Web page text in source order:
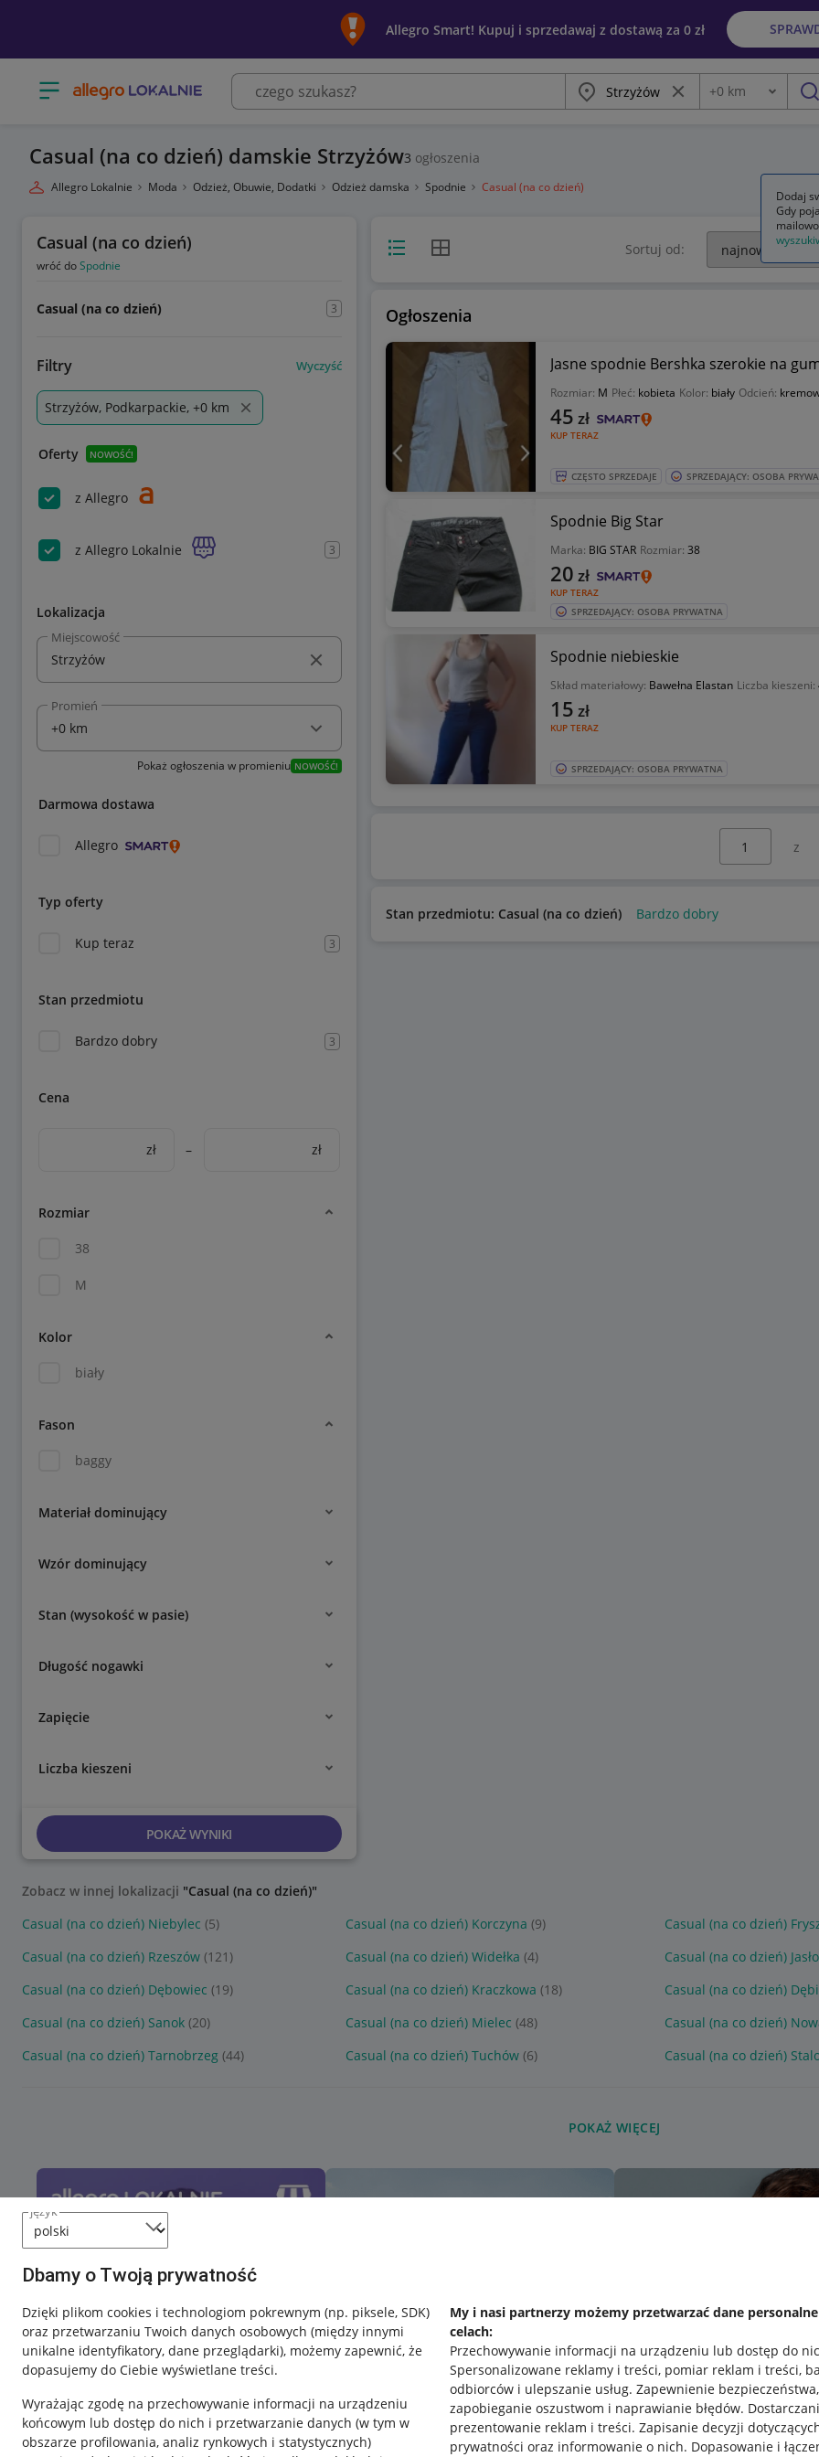
język
Dbamy o Twoją prywatność
Dzięki plikom cookies i technologiom pokrewnym (np. piksele, SDK)
oraz przetwarzaniu Twoich danych osobowych (między innymi
unikalne identyfikatory, dane przeglądarki), możemy zapewnić, że
dopasujemy do Ciebie wyświetlane treści.
Wyrażając zgodę na przechowywanie informacji na urządzeniu
końcowym lub dostęp do nich i przetwarzanie danych (w tym w
obszarze profilowania, analiz rynkowych i statystycznych)
My i nasi partnerzy możemy przetwarzać dane
celach:
Przechowywanie informacji na urządzeniu lub dostęp do
Spersonalizowane reklamy i treści, pomiar reklam i treści,
odbiorców i ulepszanie usług. Zapewnienie bezpieczeństwa,
zapobieganie oszustwom i naprawianie błędów.
prezentowanie reklam i treści. Zapisanie decyzji
prywatności oraz informowanie o nich. Dopasowanie i
Allegro Smart! Kupuj i sprzedawaj z dostawą za 0 zł
Otwórz menu z kategoriami Miasto Wyczyść frazę
Odległość
+0 km
Casual (na co dzień) damskie Strzyżów3 ogłoszenia
Allegro Lokalnie Moda Odzież, Obuwie, Dodatki Odzież damska Spodnie Casual (na co dzień)
Casual (na co dzień)
wróć doSpodnie
Casual (na co dzień) 3
Filtry Wyczyść
Strzyżów, Podkarpackie, +0 km
Oferty NOWOŚĆ!
z Allegro
z Allegro Lokalnie 3
Lokalizacja
Miejscowość
Promień
Pokaż ogłoszenia w promieniu NOWOŚĆ!
Darmowa dostawa
Allegro
Typ oferty
Kup teraz 3
Stan przedmiotu
Bardzo dobry 3
Cena
zł – zł
Rozmiar
38
M
Kolor
biały
Fason
baggy
Materiał dominujący
Wzór dominujący
Stan (wysokość w pasie)
Długość nogawki
Zapięcie
Liczba kieszeni
POKAŻ WYNIKI
Widok listyWidok siatki Sortuj od:
Ogłoszenia
Jasne spodnie Bershka szerokie na
Rozmiar: M Płeć: kobieta Kolor: biały Odcień:
KUP TERAZ
45 zł
CZĘSTO SPRZEDAJE SPRZEDAJĄCY: OSOBA
Spodnie Big Star
Marka: BIG STAR Rozmiar: 38
KUP TERAZ
20 zł
SPRZEDAJĄCY: OSOBA PRYWATNA
Spodnie niebieskie
Skład materiałowy: Bawełna Elastan Liczba kieszeni:
KUP TERAZ
15 zł
SPRZEDAJĄCY: OSOBA PRYWATNA
z
Stan przedmiotu: Casual (na co dzień) Bardzo dobry
Zobacz w innej lokalizacji "Casual (na co dzień)"
Casual (na co dzień) Niebylec (5) Casual (na co dzień) Korczyna (9) Casual (na co dzień)
Casual (na co dzień) Rzeszów (121) Casual (na co dzień) Widełka (4) Casual (na co dzień) Jasło
Casual (na co dzień) Dębowiec (19) Casual (na co dzień) Kraczkowa (18) Casual (na co dzień)
Casual (na co dzień) Sanok (20) Casual (na co dzień) Mielec (48) Casual (na co dzień)
Casual (na co dzień) Tarnobrzeg (44) Casual (na co dzień) Tuchów (6) Casual (na co dzień)
POKAŻ WIĘCEJ
Dodaj
Gdy